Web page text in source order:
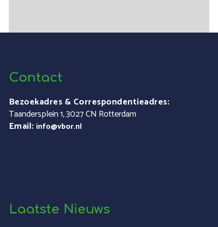
Contact
Bezoekadres & Correspondentieadres:
Taandersplein 1, 3027 CN Rotterdam
Email: info@vbor.nl
Laatste Nieuws